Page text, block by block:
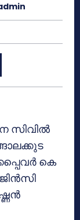
സിവില്‍
കെ